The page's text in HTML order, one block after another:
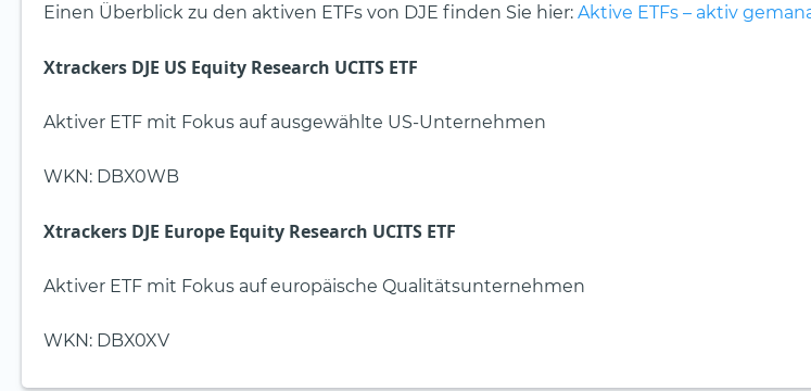
Einen Überblick zu den aktiven ETFs von DJE finden Sie hier: Aktive ETFs – aktiv
Xtrackers DJE US Equity Research UCITS ETF
Aktiver ETF mit Fokus auf ausgewählte US-Unternehmen
WKN: DBX0WB
Xtrackers DJE Europe Equity Research UCITS ETF
Aktiver ETF mit Fokus auf europäische Qualitätsunternehmen
WKN: DBX0XV